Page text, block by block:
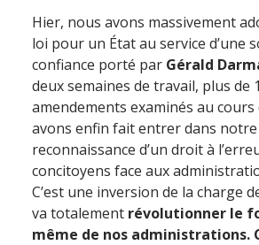
Hier, nous avons massivement
loi pour un État au service d’une
confiance porté par Gérald
deux semaines de travail, plus de
amendements examinés au
avons enfin fait entrer dans
reconnaissance d’un droit à
concitoyens face aux
C’est une inversion de la charge
va totalement révolutionner le
même de nos administrations.